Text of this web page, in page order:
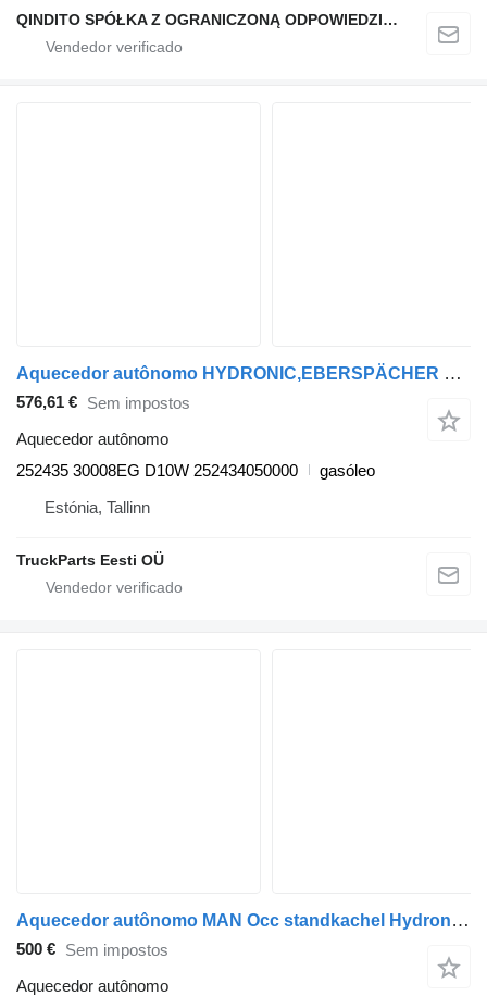
QINDITO SPÓŁKA Z OGRANICZONĄ ODPOWIEDZIALNOŚCIĄ
Aquecedor autônomo HYDRONIC,EBERSPÄCHER TGM 18.290 (01.05-) 252435 para camião tractor MAN TGL, TGM, TGS, TGX (2005-2021)
576,61 € Sem impostos
Aquecedor autônomo
252435 30008EG D10W 252434050000
gasóleo
Estónia, Tallinn
TruckParts Eesti OÜ
Aquecedor autônomo MAN Occ standkachel Hydronic S3 D4A 81619016201 para camião
500 € Sem impostos
Aquecedor autônomo